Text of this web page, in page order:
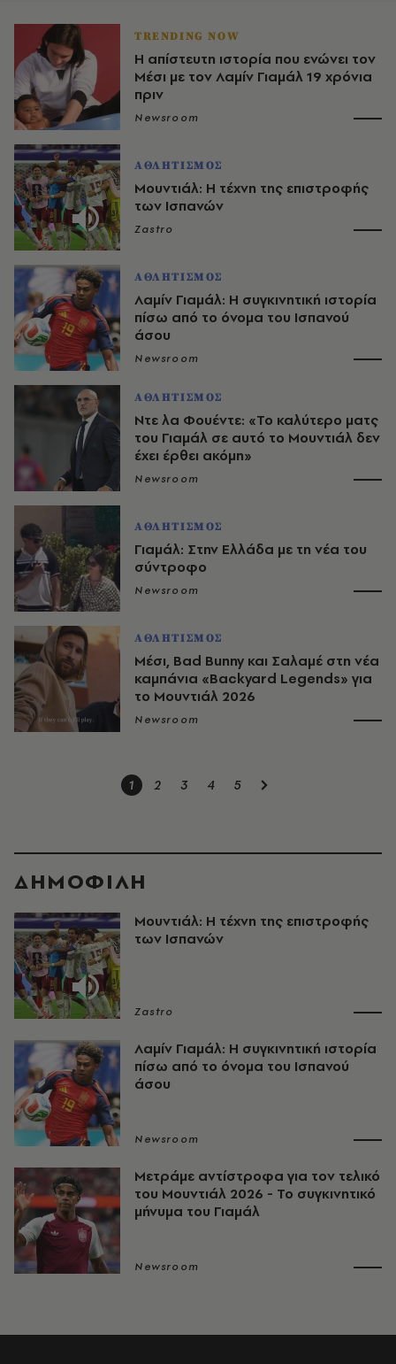
TRENDING NOW
Η απίστευτη ιστορία που ενώνει τον
Μέσι με τον Λαμίν Γιαμάλ 19 χρόνια
πριν
Newsroom
ΑΘΛΗΤΙΣΜΟΣ
Μουντιάλ: Η τέχνη της επιστροφής
των Ισπανών
Zastro
ΑΘΛΗΤΙΣΜΟΣ
Λαμίν Γιαμάλ: Η συγκινητική ιστορία
πίσω από το όνομα του Ισπανού
άσου
Newsroom
ΑΘΛΗΤΙΣΜΟΣ
Ντε λα Φουέντε: «Το καλύτερο ματς
του Γιαμάλ σε αυτό το Μουντιάλ δεν
έχει έρθει ακόμη»
Newsroom
ΑΘΛΗΤΙΣΜΟΣ
Γιαμάλ: Στην Ελλάδα με τη νέα του
σύντροφο
Newsroom
ΑΘΛΗΤΙΣΜΟΣ
Μέσι, Bad Bunny και Σαλαμέ στη νέα
καμπάνια «Backyard Legends» για
το Μουντιάλ 2026
Newsroom
1 2 3 4 5
ΔΗΜΟΦΙΛΗ
Μουντιάλ: Η τέχνη της επιστροφής
των Ισπανών
Zastro
Λαμίν Γιαμάλ: Η συγκινητική ιστορία
πίσω από το όνομα του Ισπανού
άσου
Newsroom
Μετράμε αντίστροφα για τον τελικό
του Μουντιάλ 2026 - Το συγκινητικό
μήνυμα του Γιαμάλ
Newsroom